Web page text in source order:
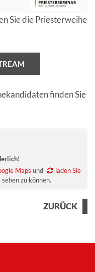
Sie die Priesterweihe
finden Sie
Maps und
laden Sie
zu können.
ZURÜCK